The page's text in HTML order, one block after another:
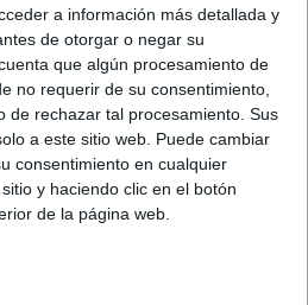
a información más detallada y
de otorgar o negar su
que algún procesamiento de
no requerir de su consentimiento,
de rechazar tal procesamiento. Sus
a este sitio web. Puede cambiar
consentimiento en cualquier
y haciendo clic en el botón
de la página web.